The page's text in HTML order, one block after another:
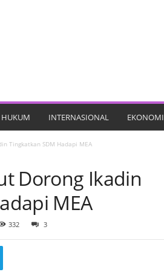
HUKUM INTERNASIONAL EKONOMI
Tingkatkan SDM Hadapi MEA
Dorong Ikadin
MEA
332 3